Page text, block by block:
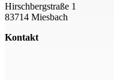
Hirschbergstraße 1
83714 Miesbach
Kontakt